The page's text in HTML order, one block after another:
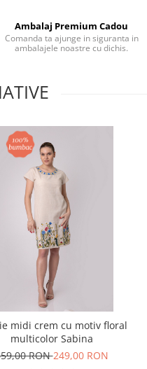
Ambalaj Premium Cadou
Comanda ta ajunge in siguranta in
ambalajele noastre cu dichis.
midi crem cu motiv floral
multicolor Sabina
RON249,00 RON